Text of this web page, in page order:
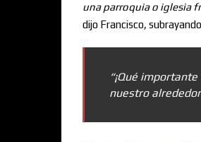
una parroquia o iglesia
dijo Francisco,
“¡Qué
nuestro